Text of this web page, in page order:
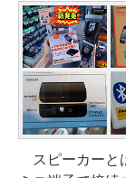
スピーカーと